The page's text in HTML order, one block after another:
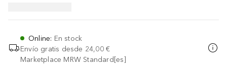
Online: En stock
Envío gratis desde 24,00 €
Marketplace MRW Standard[es]